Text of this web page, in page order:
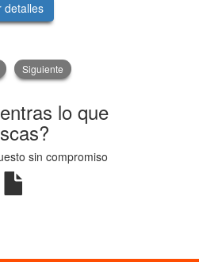
detalles
Siguiente
lo que
sin compromiso